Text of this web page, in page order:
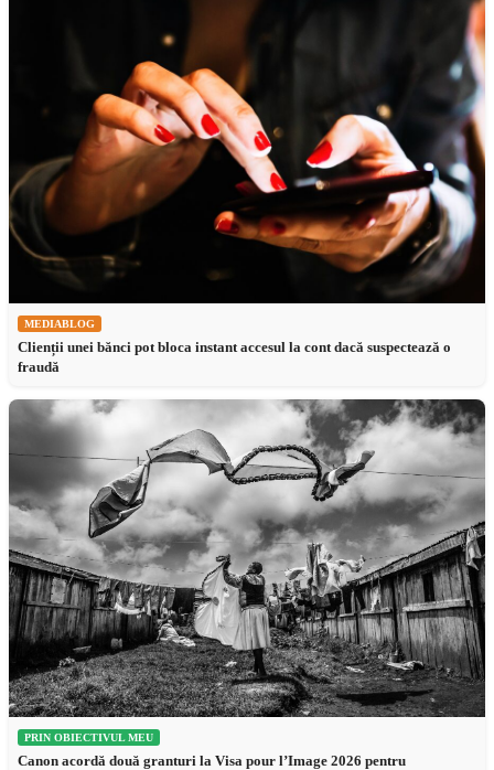
MEDIABLOG
Clienții unei bănci pot bloca instant accesul la cont dacă suspectează o
fraudă
PRIN OBIECTIVUL MEU
Canon acordă două granturi la Visa pour l’Image 2026 pentru